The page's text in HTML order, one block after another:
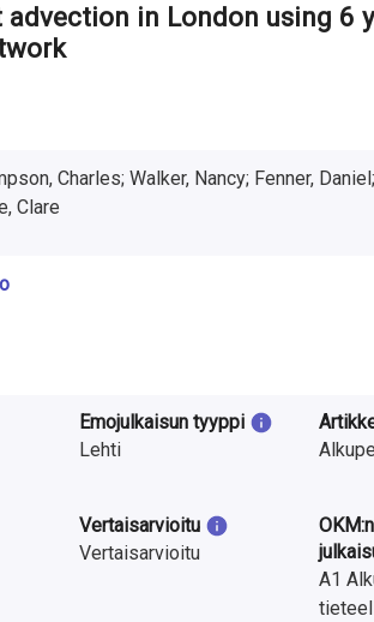
in London using 6
Charles; Walker, Nancy; Fenner,
Clare
Emojulkaisun tyyppi
Lehti
Vertaisarvioitu
Vertaisarvioitu
OKM:n
A1